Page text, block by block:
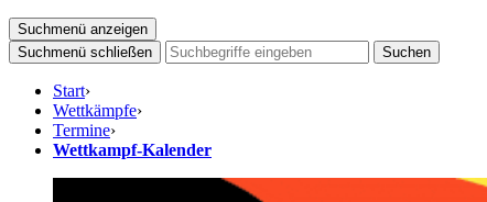
Suchmenü anzeigen
Suchmenü schließen
Suchen
Start›
Wettkämpfe›
Termine›
Wettkampf-Kalender